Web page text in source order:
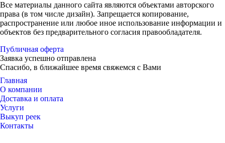
Все материалы данного сайта являются объектами авторского
права (в том числе дизайн). Запрещается копирование,
распространение или любое иное использование информации и
объектов без предварительного согласия правообладателя.
Публичная оферта
Заявка успешно отправлена
Спасибо, в ближайшее время свяжемся с Вами
Главная
О компании
Доставка и оплата
Услуги
Выкуп реек
Контакты